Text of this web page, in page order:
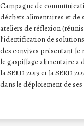
Campagne de
déchets alimentaires et de
ateliers de réflexion
l’identification de
des convives présentant le
le gaspillage alimentaire a
la SERD 2019 et la SERD
dans le déploiement de